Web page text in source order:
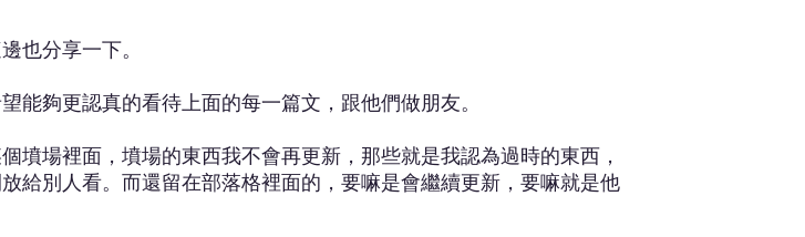
也分享一下。
能夠更認真的看待上面的每一篇文，跟他們做朋友。
墳場裡面，墳場的東西我不會再更新，那些就是我認為過時的東西，
給別人看。而還留在部落格裡面的，要嘛是會繼續更新，要嘛就是他